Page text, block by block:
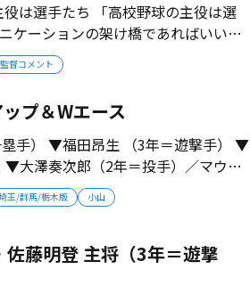
監督コメント
は選手たち 「高校野球の主役は選
ケーションの架け橋であればいいと
がら、生き生きと取り組める環境を
ています」 【監督プロフィール】
特別支...
玉/群馬/栃木版 小山
プ＆Wエース
手） ▼福田昂生 （3年＝遊撃手） ▼
大澤奏次郎（2年＝投手）／マウン
イプだ ▼谷島大介主将
（３年＝投手）／ゲーム作りの軸となる頼れる右腕 ...
佐藤明登 主将（3年＝遊撃